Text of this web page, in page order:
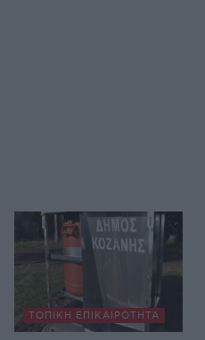
ΤΟΠΙΚΉ ΕΠΙΚΑΙΡΌΤΗΤΑ